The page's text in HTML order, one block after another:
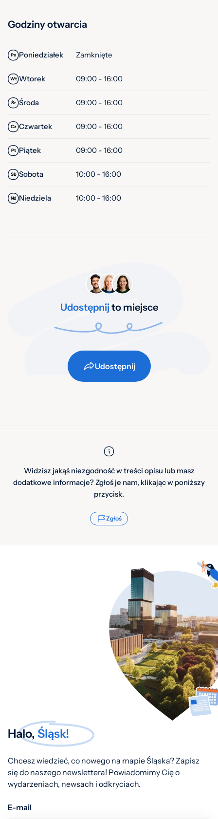
Godziny otwarcia
Pn Poniedziałek Zamknięte
Wt Wtorek 09:00 - 16:00
Śr Środa 09:00 - 16:00
Cz Czwartek 09:00 - 16:00
Pt Piątek 09:00 - 16:00
Sb Sobota 10:00 - 16:00
Nd Niedziela 10:00 - 16:00
Udostępnij to miejsce
Udostępnij
Widzisz jakąś niezgodność w treści opisu lub masz
dodatkowe informacje? Zgłoś je nam, klikając w poniższy
przycisk.
Zgłoś
Halo, Śląsk!
Chcesz wiedzieć, co nowego na mapie Śląska? Zapisz
się do naszego newslettera! Powiadomimy Cię o
wydarzeniach, newsach i odkryciach.
E-mail